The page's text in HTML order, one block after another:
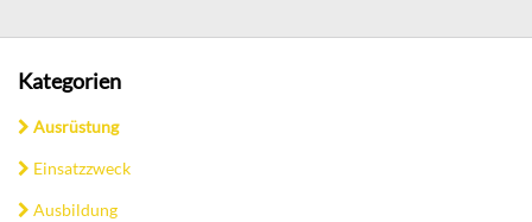
Kategorien
Ausrüstung
Einsatzzweck
Ausbildung